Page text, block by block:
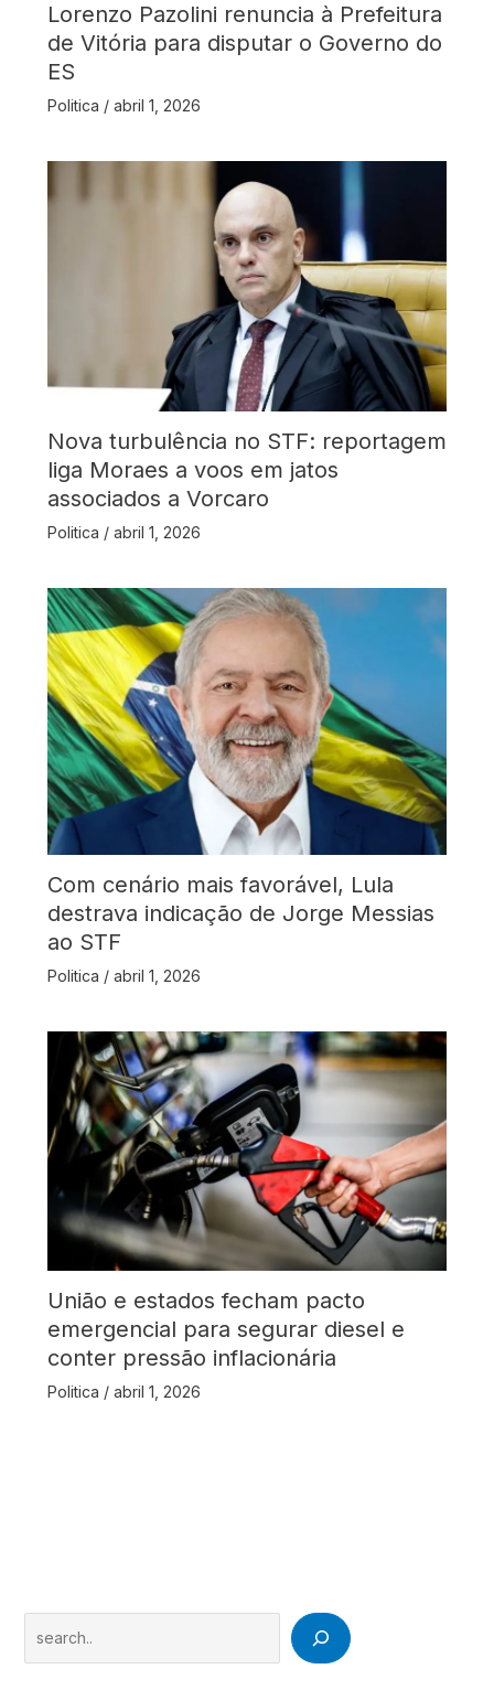
Lorenzo Pazolini renuncia à Prefeitura
de Vitória para disputar o Governo do
ES
Politica / abril 1, 2026
Nova turbulência no STF: reportagem
liga Moraes a voos em jatos
associados a Vorcaro
Politica / abril 1, 2026
Com cenário mais favorável, Lula
destrava indicação de Jorge Messias
ao STF
Politica / abril 1, 2026
União e estados fecham pacto
emergencial para segurar diesel e
conter pressão inflacionária
Politica / abril 1, 2026